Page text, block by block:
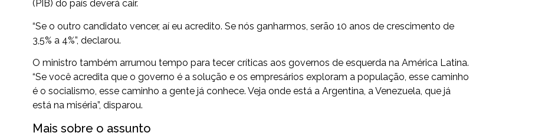
(PIB) do país deverá cair.
“Se o outro candidato vencer, aí eu acredito. Se nós ganharmos, serão 10 anos de crescimento de
3,5% a 4%”, declarou.
O ministro também arrumou tempo para tecer críticas aos governos de esquerda na América Latina.
“Se você acredita que o governo é a solução e os empresários exploram a população, esse caminho
é o socialismo, esse caminho a gente já conhece. Veja onde está a Argentina, a Venezuela, que já
está na miséria”, disparou.
Mais sobre o assunto